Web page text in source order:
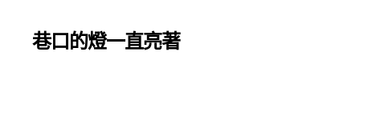
巷口的燈一直亮著